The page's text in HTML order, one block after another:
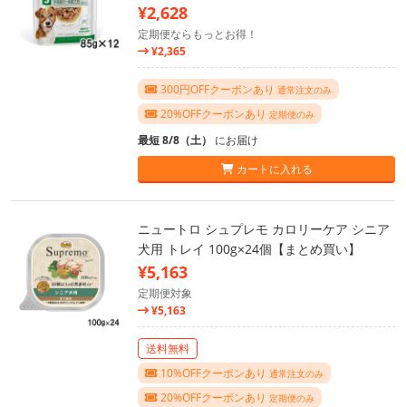
¥2,628
定期便ならもっとお得！
¥2,365
300円OFFクーポンあり 通常注文のみ
20%OFFクーポンあり 定期便のみ
最短 8/8（土） にお届け
カートに入れる
ニュートロ シュプレモ カロリーケア シニア
犬用 トレイ 100g×24個【まとめ買い】
¥5,163
定期便対象
¥5,163
送料無料
10%OFFクーポンあり 通常注文のみ
20%OFFクーポンあり 定期便のみ